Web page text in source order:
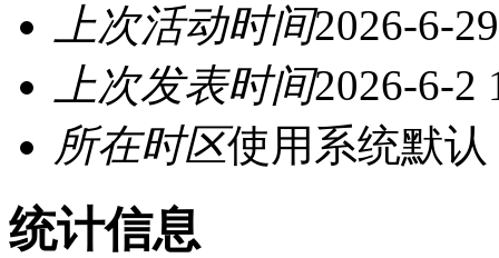
上次活动时间2026-6-
上次发表时间2026-6-2
所在时区使用系统默认
统计信息